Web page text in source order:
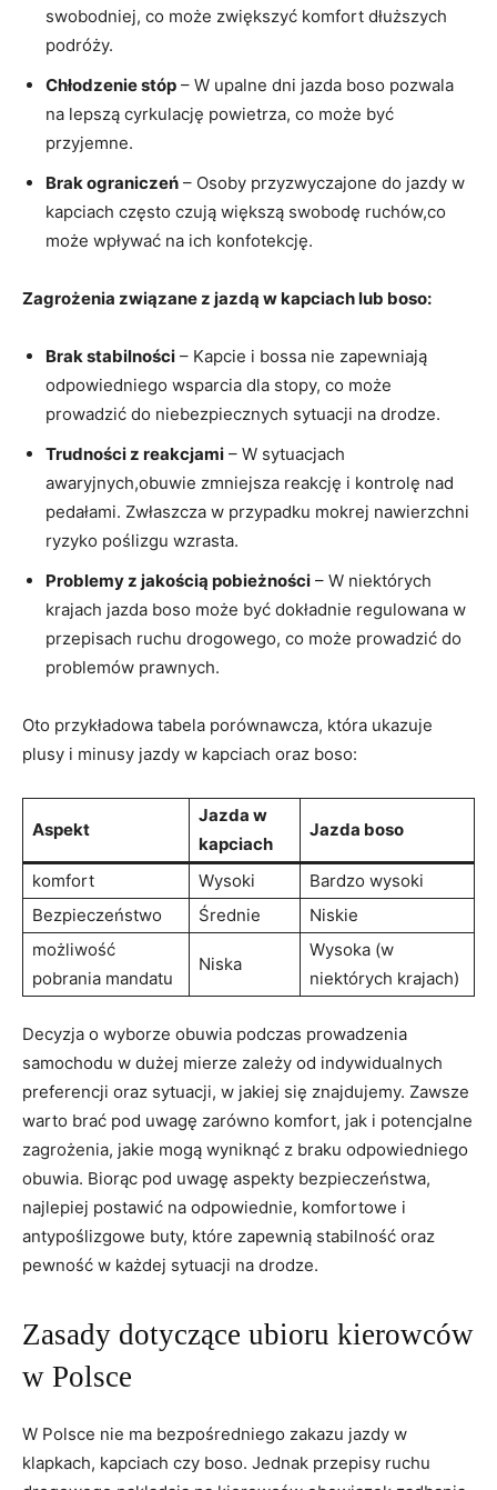
swobodniej, co może zwiększyć komfort dłuższych
podróży.
Chłodzenie stóp – W upalne dni jazda boso pozwala
na lepszą cyrkulację powietrza, co może być
przyjemne.
Brak ograniczeń – Osoby przyzwyczajone do jazdy w
kapciach często czują większą swobodę ruchów,co
może wpływać na ich konfotekcję.
Zagrożenia związane z jazdą w kapciach lub boso:
Brak stabilności – Kapcie i bossa nie zapewniają
odpowiedniego wsparcia dla stopy, co może
prowadzić do niebezpiecznych sytuacji na drodze.
Trudności z reakcjami – W sytuacjach
awaryjnych,obuwie zmniejsza reakcję i kontrolę nad
pedałami. Zwłaszcza w przypadku mokrej nawierzchni
ryzyko poślizgu wzrasta.
Problemy z jakością pobieżności – W niektórych
krajach jazda boso może być dokładnie regulowana w
przepisach ruchu drogowego, co może prowadzić do
problemów prawnych.
Oto przykładowa tabela porównawcza, która ukazuje
plusy i minusy jazdy w kapciach oraz boso:
Aspekt
Jazda w
kapciach
Jazda boso
komfort Wysoki
Bardzo wysoki
Bezpieczeństwo
Średnie
Niskie
możliwość
pobrania mandatu
Niska
Wysoka (w
niektórych krajach)
Decyzja o wyborze obuwia podczas prowadzenia
samochodu w dużej mierze zależy od indywidualnych
preferencji oraz sytuacji, w jakiej się znajdujemy. Zawsze
warto brać pod uwagę zarówno komfort, jak i potencjalne
zagrożenia, jakie mogą wyniknąć z braku odpowiedniego
obuwia. Biorąc pod uwagę aspekty bezpieczeństwa,
najlepiej postawić na odpowiednie, komfortowe i
antypoślizgowe buty, które zapewnią stabilność oraz
pewność w każdej sytuacji na drodze.
Zasady dotyczące ubioru kierowców
w Polsce
W Polsce nie ma bezpośredniego zakazu jazdy w
klapkach, kapciach czy boso. Jednak przepisy ruchu